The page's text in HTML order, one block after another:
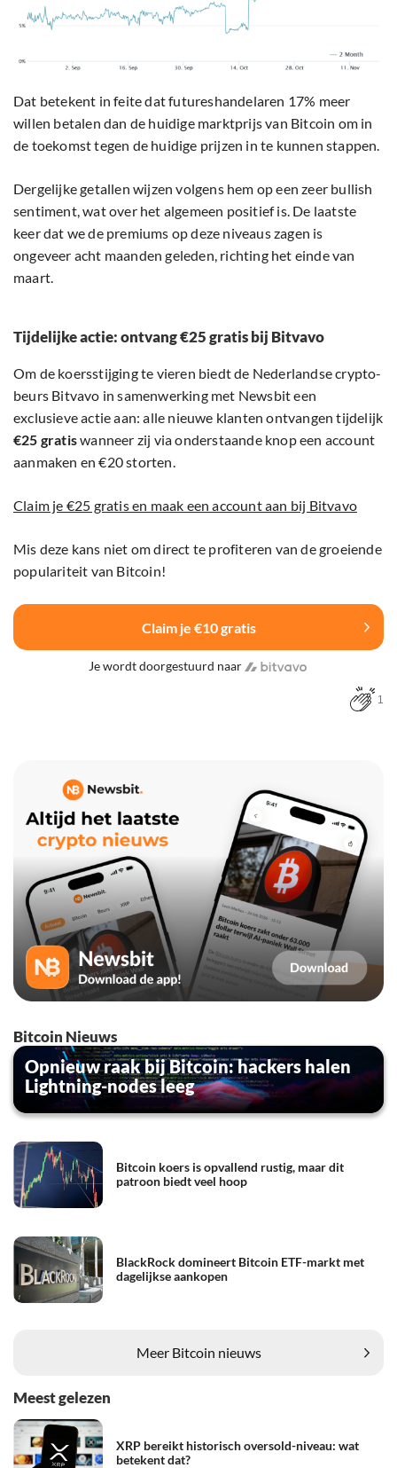
Dat betekent in feite dat futureshandelaren 17% meer
willen betalen dan de huidige marktprijs van Bitcoin om in
de toekomst tegen de huidige prijzen in te kunnen stappen.
Dergelijke getallen wijzen volgens hem op een zeer bullish
sentiment, wat over het algemeen positief is. De laatste
keer dat we de premiums op deze niveaus zagen is
ongeveer acht maanden geleden, richting het einde van
maart.
Tijdelijke actie: ontvang €25 gratis bij Bitvavo
Om de koersstijging te vieren biedt de Nederlandse crypto-
beurs Bitvavo in samenwerking met Newsbit een
exclusieve actie aan: alle nieuwe klanten ontvangen tijdelijk
€25 gratiswanneer zij via onderstaande knop een account
aanmaken en €20 storten.
Claim je €25 gratis en maak een account aan bij Bitvavo
Mis deze kans niet om direct te profiteren van de groeiende
populariteit van Bitcoin!
Claim je €10 gratis
Je wordt doorgestuurd naar
1
Bitcoin Nieuws
Opnieuw raak bij Bitcoin: hackers halen
Lightning-nodes leeg
Bitcoin koers is opvallend rustig, maar dit
patroon biedt veel hoop
BlackRock domineert Bitcoin ETF-markt met
dagelijkse aankopen
Meer Bitcoin nieuws
Meest gelezen
XRP bereikt historisch oversold-niveau: wat
betekent dat?